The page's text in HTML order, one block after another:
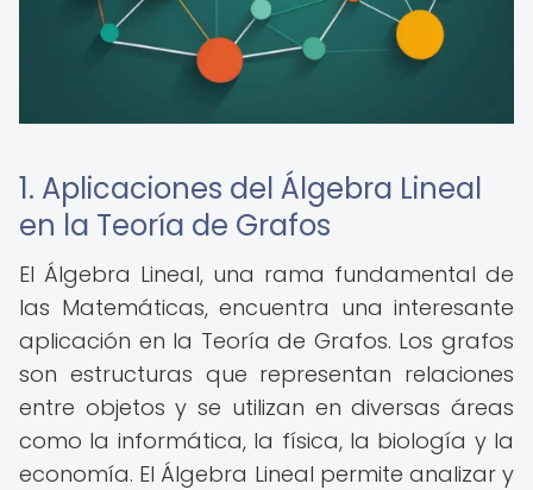
1. Aplicaciones del Álgebra Lineal
en la Teoría de Grafos
El Álgebra Lineal, una rama fundamental de
las Matemáticas, encuentra una interesante
aplicación en la Teoría de Grafos. Los grafos
son estructuras que representan relaciones
entre objetos y se utilizan en diversas áreas
como la informática, la física, la biología y la
economía. El Álgebra Lineal permite analizar y